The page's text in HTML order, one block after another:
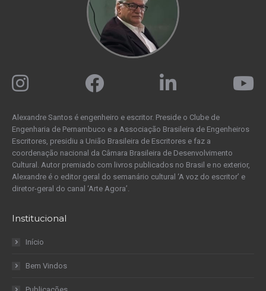
Alexandre Santos é engenheiro e escritor. Preside o Clube de
Engenharia de Pernambuco e a Associação Brasileira de Engenheiros
Escritores, presidiu a União Brasileira de Escritores e faz a
coordenação nacional da Câmara Brasileira de Desenvolvimento
Cultural. Autor premiado com livros publicados no Brasil e no exterior,
Alexandre é o editor geral do semanário cultural ‘A voz do escritor’ e
diretor-geral do canal ‘Arte Agora’.
Institucional
Início
Bem Vindos